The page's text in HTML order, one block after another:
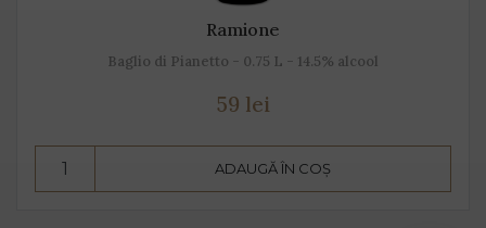
Ramione
Baglio di Pianetto - 0.75 L - 14.5% alcool
59 lei
ADAUGĂ ÎN COȘ